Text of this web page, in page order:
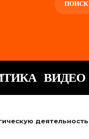
ПОИСК
ВИДЕО
деятельность